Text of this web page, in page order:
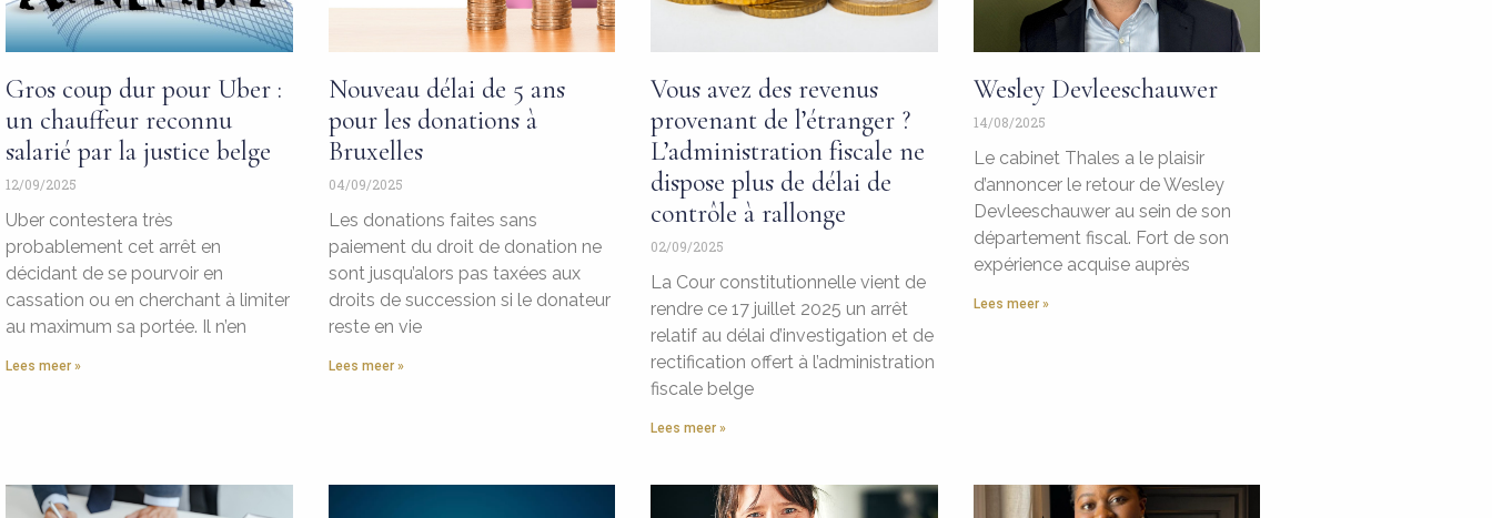
Gros coup dur pour Uber :
un chauffeur reconnu
salarié par la justice belge
12/09/2025
Uber contestera très
probablement cet arrêt en
décidant de se pourvoir en
cassation ou en cherchant à limiter
au maximum sa portée. Il n’en
Lees meer »
Nouveau délai de 5 ans
pour les donations à
Bruxelles
04/09/2025
Les donations faites sans
paiement du droit de donation ne
sont jusqu’alors pas taxées aux
droits de succession si le donateur
reste en vie
Lees meer »
Vous avez des revenus
provenant de l’étranger ?
L’administration fiscale ne
dispose plus de délai de
contrôle à rallonge
02/09/2025
La Cour constitutionnelle vient de
rendre ce 17 juillet 2025 un arrêt
relatif au délai d’investigation et de
rectification offert à l’administration
fiscale belge
Lees meer »
Wesley Devleeschauwer
14/08/2025
Le cabinet Thales a le plaisir
d’annoncer le retour de Wesley
Devleeschauwer au sein de son
département fiscal. Fort de son
expérience acquise auprès
Lees meer »